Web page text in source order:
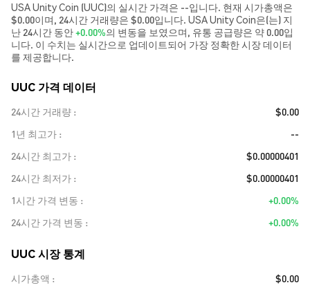
USA Unity Coin (UUC)의 실시간 가격은 --입니다. 현재 시가총액은
$0.00이며, 24시간 거래량은 $0.00입니다. USA Unity Coin은(는) 지
난 24시간 동안+0.00%의 변동을 보였으며, 유통 공급량은 약 0.00입
니다. 이 수치는 실시간으로 업데이트되어 가장 정확한 시장 데이터
를 제공합니다.
UUC 가격 데이터
24시간 거래량
$0.00
1년 최고가
--
24시간 최고가
$0.00000401
24시간 최저가
$0.00000401
1시간 가격 변동
+0.00%
24시간 가격 변동
+0.00%
UUC 시장 통계
시가총액
$0.00